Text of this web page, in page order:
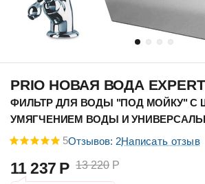
PRIO НОВАЯ ВОДА EXPERT
ФИЛЬТР ДЛЯ ВОДЫ "ПОД МОЙКУ" С
УМЯГЧЕНИЕМ ВОДЫ И
5Отзывов: 2Написать отзыв
11 237 Р 13 220 Р